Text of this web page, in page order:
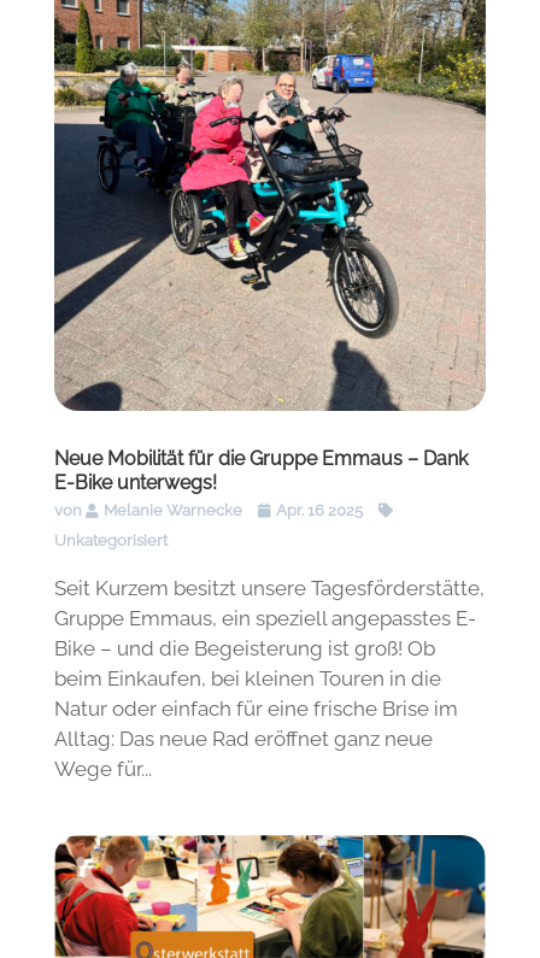
Neue Mobilität für die Gruppe Emmaus – Dank
E-Bike unterwegs!
von Melanie Warnecke
Apr. 16 2025
Unkategorisiert
Seit Kurzem besitzt unsere Tagesförderstätte,
Gruppe Emmaus, ein speziell angepasstes E-
Bike – und die Begeisterung ist groß! Ob
beim Einkaufen, bei kleinen Touren in die
Natur oder einfach für eine frische Brise im
Alltag: Das neue Rad eröffnet ganz neue
Wege für...